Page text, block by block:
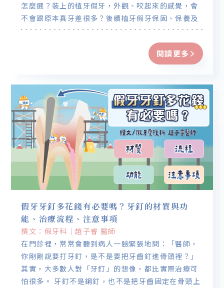
怎麼選？裝上的植牙假牙，外觀、咬起來的感覺，會
不會跟原本真牙差很多？後續植牙假牙保固、保養及
注意事項本篇帶你一一完整說明。
閱讀更多
假牙牙釘多花錢有必要嗎？牙釘的材質與功
能、治療流程、注意事項
撰文：假牙科｜趙子睿 醫師
在門診裡，常常會聽到病人一臉緊張地問：「醫師，
你剛剛說要打牙釘，是不是要把牙齒釘進骨頭裡？」
其實，大多數人對「牙釘」的想像，都比實際治療可
怕很多。 牙釘不是鋼釘，也不是把牙齒固定在骨頭上